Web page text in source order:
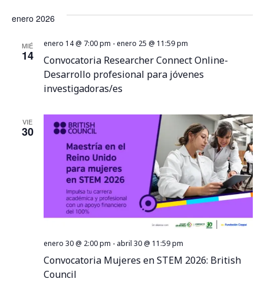
ó
e
i
s
t
a
s
d
v
o
enero 2026
MIÉ
14
Convocatoria Researcher Connect Online-
Desarrollo profesional para jóvenes
investigadoras/es
enero 14 @ 7:00 pm -enero 25 @ 11:59 pm
VIE
30
Convocatoria Mujeres en STEM 2026: British
Council
enero 30 @ 2:00 pm - abril 30 @ 11:59 pm